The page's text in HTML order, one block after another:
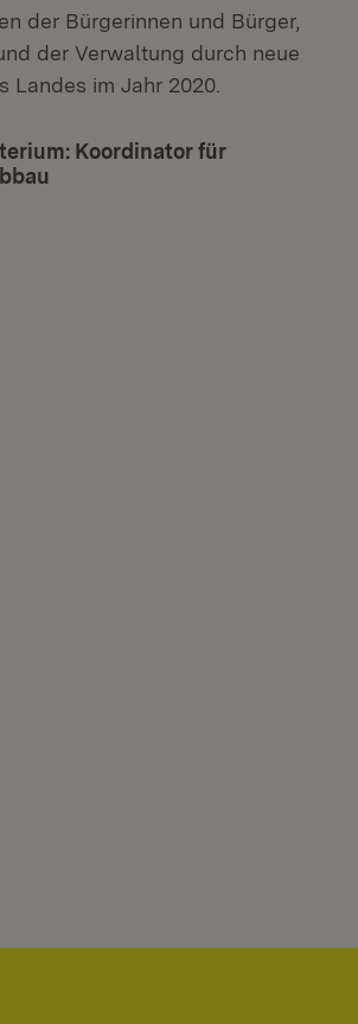
der Bürgerinnen und Bürger,
der Verwaltung durch neue
Landes im Jahr 2020.
Koordinator für